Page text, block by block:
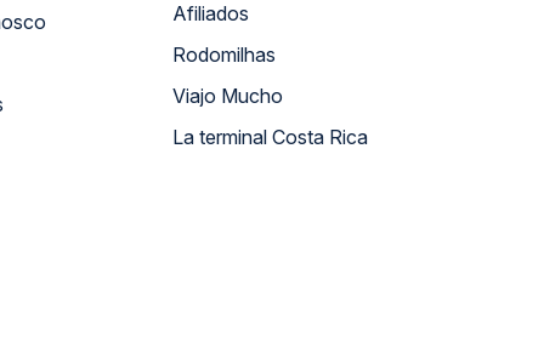
Afiliados
Rodomilhas
Viajo Mucho
La terminal Costa Rica